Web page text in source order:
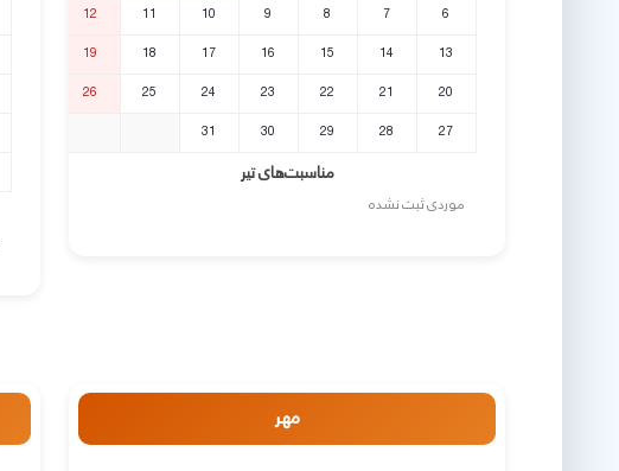
6
7
8
9
10
11
12
13
14
15
16
17
18
19
20
21
22
23
24
25
26
27
28
29
30
31
مناسبت‌های تیر
موردی ثبت نشده
مهر